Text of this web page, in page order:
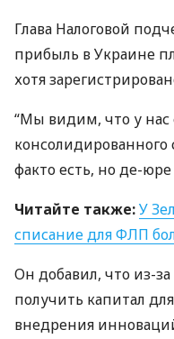
Глава Налоговой
прибыль в Украине
хотя
“Мы видим, что у нас
консолидированного
факто есть, но де-юре
Читайте также:У
списание дляФЛП
Он добавил, что из-
получить капитал
внедрения